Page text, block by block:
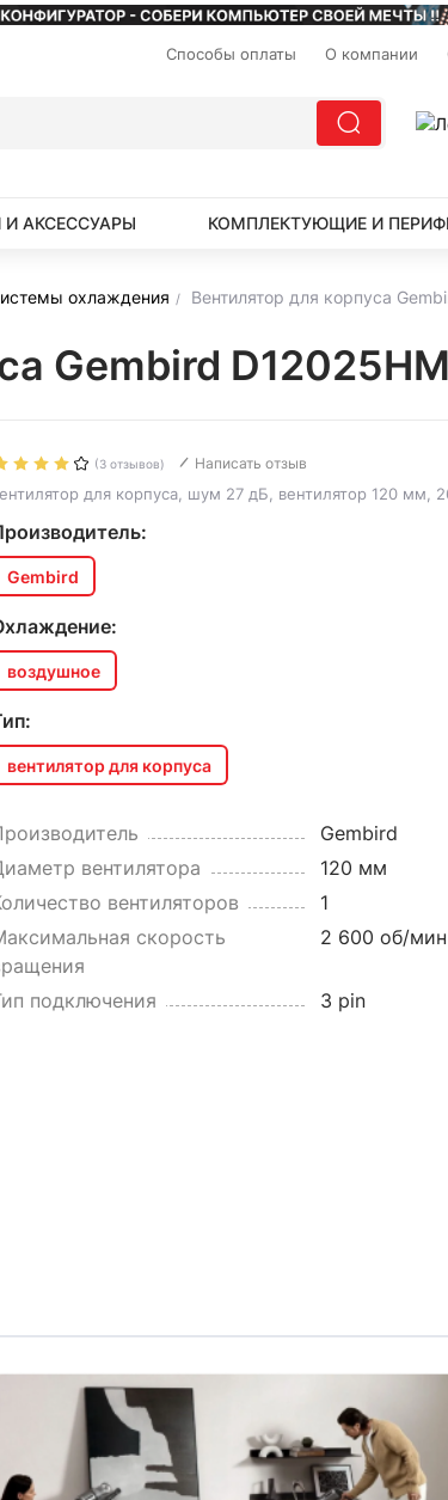
Способы оплаты О компании
И АКСЕССУАРЫ КОМПЛЕКТУЮЩИЕ И
охлаждения Вентилятор для корпуса
Gembird
(3 отзывов) Написать отзыв
для корпуса, шум 27 дБ, вентилятор 120 мм,
Gembird
воздушное
вентилятор для корпуса
Gembird
вентилятора
120 мм
вентиляторов
1
скорость
2 600 об/мин
подключения 3 pin